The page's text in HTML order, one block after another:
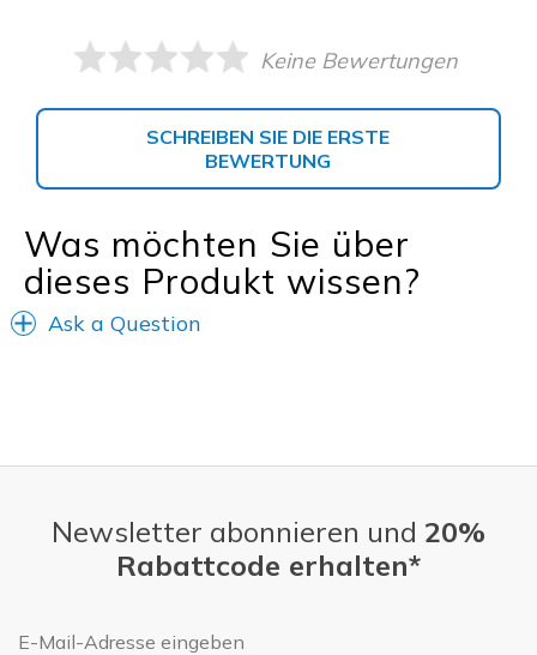
Keine Bewertungen
SCHREIBEN SIE DIE ERSTE
BEWERTUNG
Was möchten Sie über
dieses Produkt wissen?
Ask a Question
Newsletter abonnieren und 20%
Rabattcode erhalten*
E-Mail-Adresse